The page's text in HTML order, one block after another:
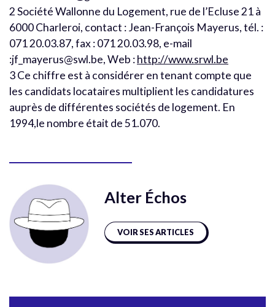
2 Société Wallonne du Logement, rue de l’Ecluse 21 à
6000 Charleroi, contact : Jean-François Mayerus, tél. :
071 20.03.87, fax : 071 20.03.98, e-mail
:jf_mayerus@swl.be, Web :http://www.srwl.be
3 Ce chiffre est à considérer en tenant compte que
les candidats locataires multiplient les candidatures
auprès de différentes sociétés de logement. En
1994,le nombre était de 51.070.
Alter Échos
VOIR SES ARTICLES